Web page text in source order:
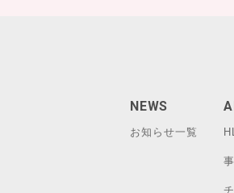
NEWS
お知らせ一覧